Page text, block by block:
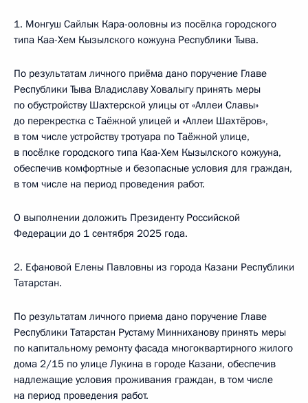
1. Монгуш Сайлык Кара-ооловны из посёлка городского
типа Каа-Хем Кызылского кожууна Республики Тыва.
По результатам личного приёма дано поручение Главе
Республики Тыва Владиславу Ховалыгу принять меры
по обустройству Шахтерской улицы от «Аллеи Славы»
до перекрестка с Таёжной улицей и «Аллеи Шахтёров»,
в том числе устройству тротуара по Таёжной улице,
в посёлке городского типа Каа-Хем Кызылского кожууна,
обеспечив комфортные и безопасные условия для граждан,
в том числе на период проведения работ.
О выполнении доложить Президенту Российской
Федерации до 1 сентября 2025 года.
2. Ефановой Елены Павловны из города Казани Республики
Татарстан.
По результатам личного приема дано поручение Главе
Республики Татарстан Рустаму Минниханову принять меры
по капитальному ремонту фасада многоквартирного жилого
дома 2/15 по улице Лукина в городе Казани, обеспечив
надлежащие условия проживания граждан, в том числе
на период проведения работ.